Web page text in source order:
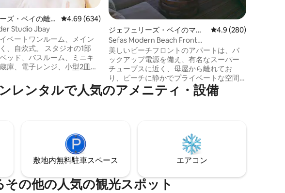
つ星の平均評価
ズ・ベイの離
レビュー634件、5つ星中4.69つ星の平均評価
4.69 (634)
Studio Jbay
ベートワンルーム、メイン
、自炊式。 スタジオの1部
ッド、バスルーム、ミニキ
庫、電子レンジ、小型2皿コ
ライ/バーベキュー付きの専用
トエリア。 最大2名様ま
ップまで徒歩圏内。 小さ
にあります。Wi - Fiの上限は
ジェフェリーズ・ベイのマン
ション・アパート
レビュー280件、5つ
4.9 (280)
Sefas Modern Beach Front
Apartment（モダンなビーチフロントの
アパート）
美しいビーチフロントのアパートは、バ
ックアップ電源を備え、有名なスーパー
チューブスに近く、母屋から離れてお
り、ビーチに静かでプライベートな空間
を提供します。 さまざまなレストランや
ショップまで徒歩3分で行ける、アクセス
います。 ラウンジからはビーチへの直接
アクセスとビーチの景色が楽しめます。
安全設備と鍵のかかる駐車場がある安全
なエリアにあります。
レ⁠ン⁠タ⁠ル⁠で人⁠気⁠のア⁠メ⁠ニ⁠テ⁠ィ⁠・⁠設⁠備
敷地内無料駐⁠車ス⁠ペ⁠ー⁠ス エアコン
の⁠他⁠の人⁠気⁠の観⁠光⁠ス⁠ポ⁠ッ⁠ト